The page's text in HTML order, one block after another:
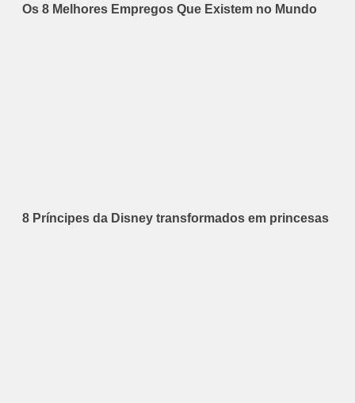
Os 8 Melhores Empregos Que Existem no Mundo
8 Príncipes da Disney transformados em princesas